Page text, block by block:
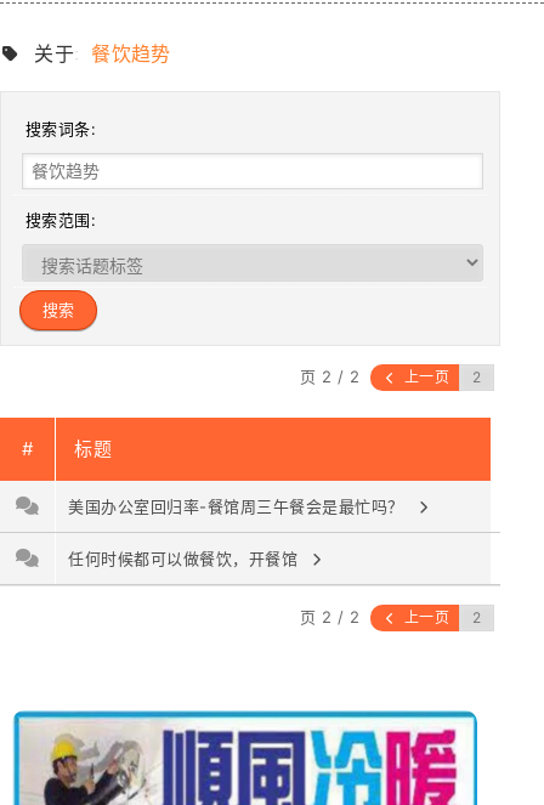
关于: 餐饮趋势
搜索词条:
搜索范围:
页 2 / 2 上一页
# 标题
美国办公室回归率-餐馆周三午餐会是最忙吗？
任何时候都可以做餐饮，开餐馆
页 2 / 2 上一页